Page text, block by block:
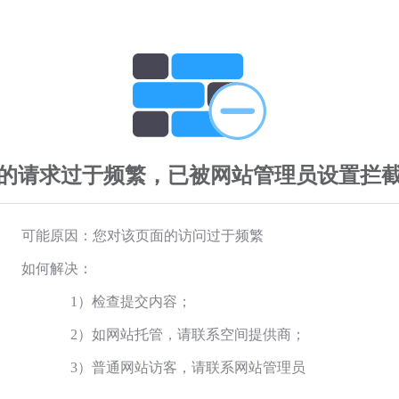
请求过于频繁，已被网站管理员设置拦
可能原因：您对该页面的访问过于频繁
如何解决：
1）检查提交内容；
2）如网站托管，请联系空间提供商；
3）普通网站访客，请联系网站管理员